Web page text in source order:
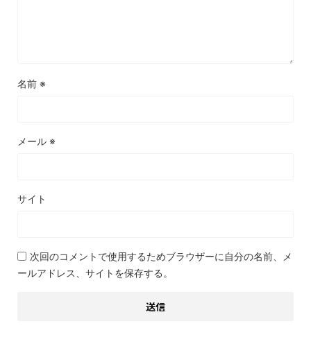
名前 ※
メール ※
サイト
次回のコメントで使用するためブラウザーに自分の名前、メ
ールアドレス、サイトを保存する。